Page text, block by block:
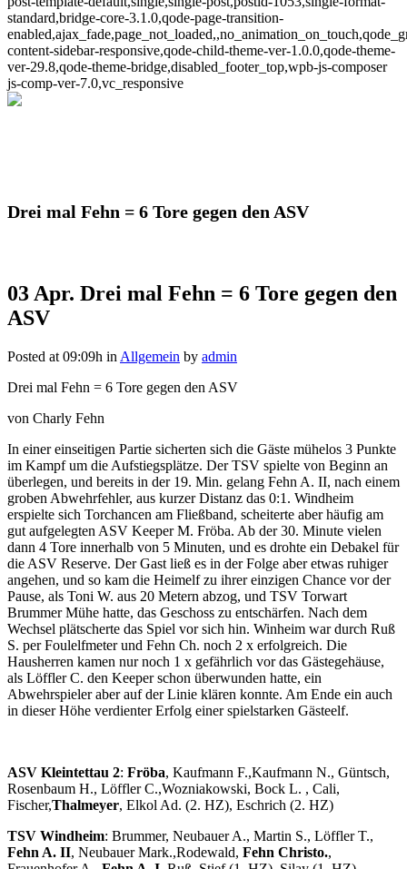
standard,bridge-core-3.1.0,qode-page-transition-
content-sidebar-responsive,qode-child-theme-ver-1.0.0,qode-theme-
ver-29.8,qode-theme-bridge,disabled_footer_top,wpb-js-composer
js-comp-ver-7.0,vc_responsive
Drei mal Fehn = 6 Tore gegen den ASV
03 Apr. Drei mal Fehn = 6 Tore gegen den
ASV
Posted at 09:09h in Allgemein by admin
Drei mal Fehn = 6 Tore gegen den ASV
von Charly Fehn
In einer einseitigen Partie sicherten sich die Gäste mühelos 3 Punkte
im Kampf um die Aufstiegsplätze. Der TSV spielte von Beginn an
überlegen, und bereits in der 19. Min. gelang Fehn A. II, nach einem
groben Abwehrfehler, aus kurzer Distanz das 0:1. Windheim
erspielte sich Torchancen am Fließband, scheiterte aber häufig am
gut aufgelegten ASV Keeper M. Fröba. Ab der 30. Minute vielen
dann 4 Tore innerhalb von 5 Minuten, und es drohte ein Debakel für
die ASV Reserve. Der Gast ließ es in der Folge aber etwas ruhiger
angehen, und so kam die Heimelf zu ihrer einzigen Chance vor der
Pause, als Toni W. aus 20 Metern abzog, und TSV Torwart
Brummer Mühe hatte, das Geschoss zu entschärfen. Nach dem
Wechsel plätscherte das Spiel vor sich hin. Winheim war durch Ruß
S. per Foulelfmeter und Fehn Ch. noch 2 x erfolgreich. Die
Hausherren kamen nur noch 1 x gefährlich vor das Gästegehäuse,
als Löffler C. den Keeper schon überwunden hatte, ein
Abwehrspieler aber auf der Linie klären konnte. Am Ende ein auch
in dieser Höhe verdienter Erfolg einer spielstarken Gästeelf.
ASV Kleintettau 2: Fröba, Kaufmann F.,Kaufmann N., Güntsch,
Rosenbaum H., Löffler C.,Wozniakowski, Bock L. , Cali,
Fischer,Thalmeyer, Elkol Ad. (2. HZ), Eschrich (2. HZ)
TSV Windheim: Brummer, Neubauer A., Martin S., Löffler T.,
Fehn A. II, Neubauer Mark.,Rodewald, Fehn Christo.,